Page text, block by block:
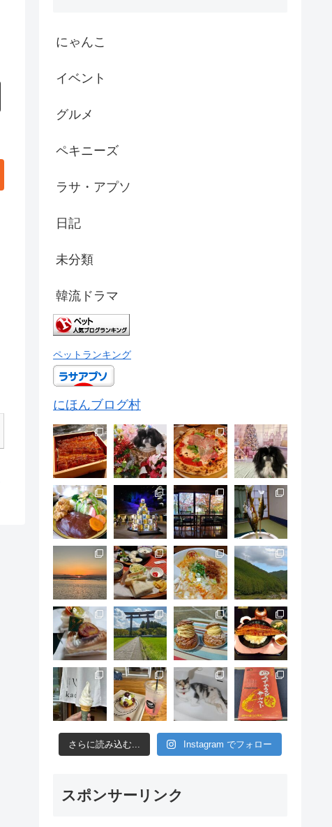
にゃんこ
イベント
グルメ
ペキニーズ
ラサ・アプソ
日記
未分類
韓流ドラマ
ペットランキング
にほんブログ村
さらに読み込む... Instagram でフォロー
スポンサーリンク